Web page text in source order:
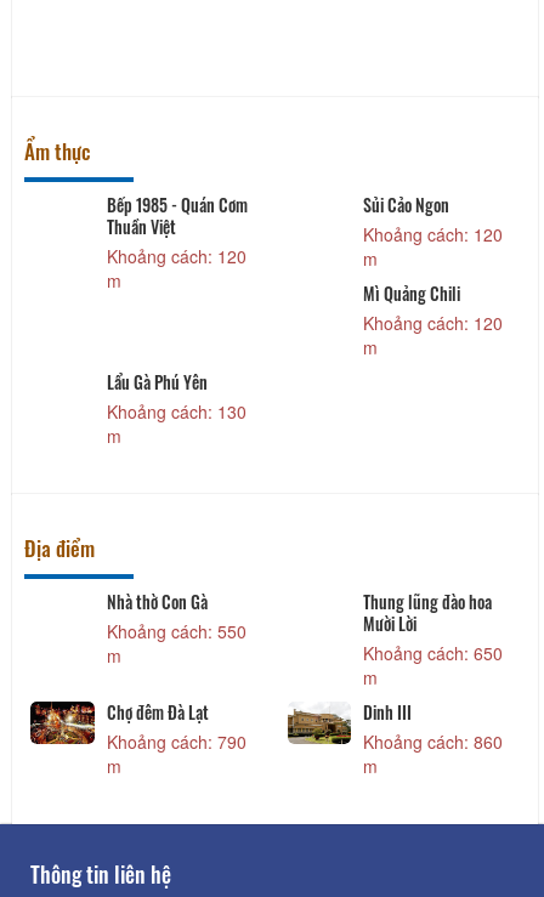
Ẩm thực
Bếp 1985 - Quán Cơm
Thuần Việt
Khoảng cách: 120
m
Sủi Cảo Ngon
Khoảng cách: 120
m
Mì Quảng Chili
Khoảng cách: 120
m
Lẩu Gà Phú Yên
Khoảng cách: 130
m
Địa điểm
Nhà thờ Con Gà
Khoảng cách: 550
m
Thung lũng đào hoa
Mười Lời
Khoảng cách: 650
m
Chợ đêm Đà Lạt
Khoảng cách: 790
m
Dinh III
Khoảng cách: 860
m
Thông tin liên hệ